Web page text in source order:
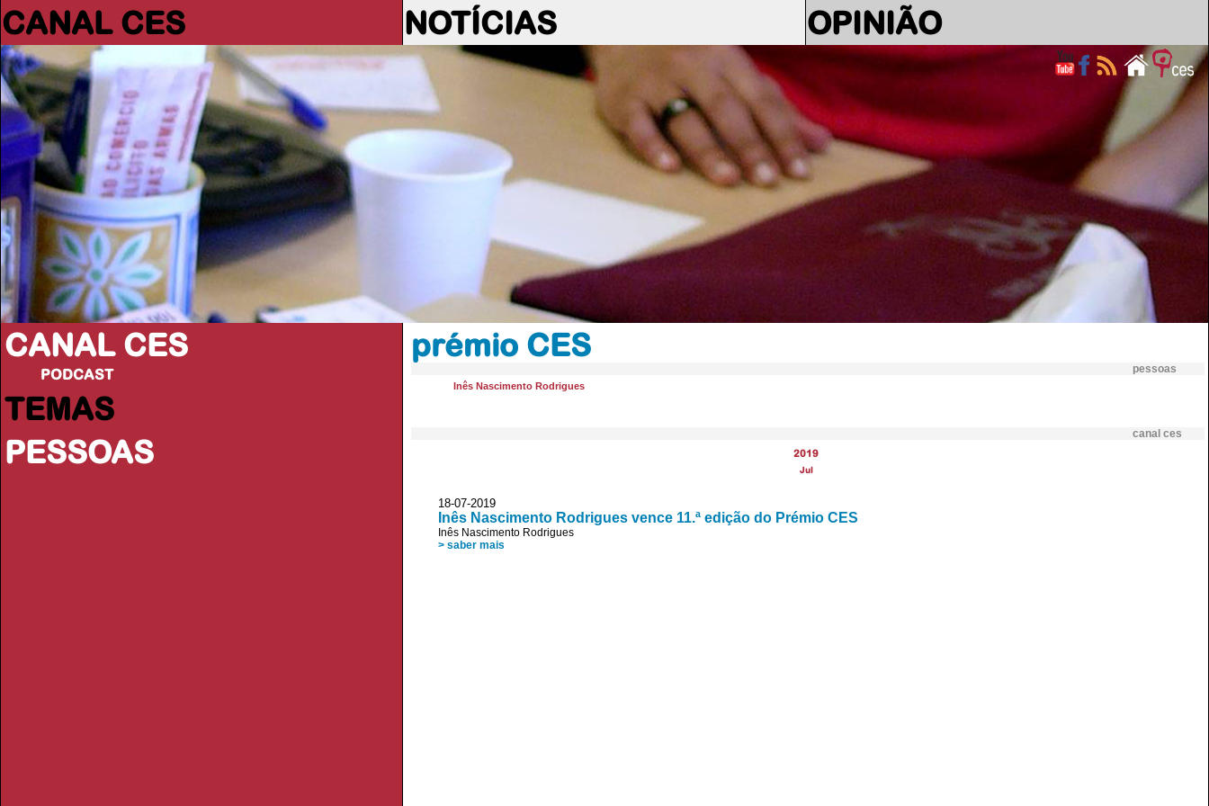
CANAL CES NOTÍCIAS OPINIÃO
CANAL CES
PODCAST
TEMAS
PESSOAS
prémio CES
pessoas
Inês Nascimento Rodrigues
canal ces
2019
Jul
18-07-2019
Inês Nascimento Rodrigues vence 11.ª edição do Prémio CES
Inês Nascimento Rodrigues
> saber mais